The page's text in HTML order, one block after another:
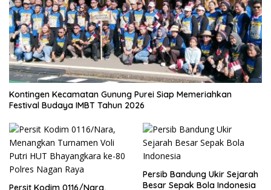
Kontingen Kecamatan Gunung Purei Siap Memeriahkan
Festival Budaya IMBT Tahun 2026
Persit Kodim 0116/Nara,
Persib Bandung Ukir Sejarah
Besar Sepak Bola Indonesia